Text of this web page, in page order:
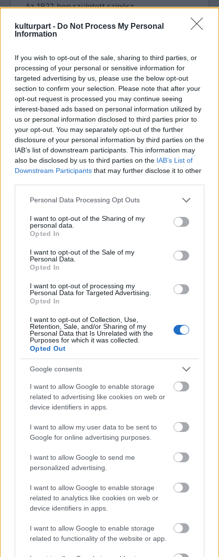
kulturpart - Do Not Process My Personal
Information
If you wish to opt-out of the sale, sharing to third parties, or
processing of your personal or sensitive information for
targeted advertising by us, please use the below opt-out
section to confirm your selection. Please note that after your
opt-out request is processed you may continue seeing
interest-based ads based on personal information utilized by
us or personal information disclosed to third parties prior to
your opt-out. You may separately opt-out of the further
disclosure of your personal information by third parties on the
IAB’s list of downstream participants. This information may
also be disclosed by us to third parties on the IAB’s List of
Downstream Participants that may further disclose it to other
Please note that this website/app uses one or more Google
not limited to your visit or usage behaviour. You may click to
grant or deny consent to Google and its third-party tags to
use your data for below specified purposes in below Google
consent section.
Personal Data Processing Opt Outs
I want to opt-out of the Sharing of my
personal data.
Opted In
I want to opt-out of the Sale of my
Personal Data.
Opted In
I want to opt-out of processing my
Personal Data for Targeted Advertising.
Opted In
I want to opt-out of Collection, Use,
Retention, Sale, and/or Sharing of my
Personal Data that Is Unrelated with the
Purposes for which it was collected.
Opted Out
Google consents
I want to allow Google to enable storage
related to advertising like cookies on web or
device identifiers in apps.
I want to allow my user data to be sent to
Google for online advertising purposes.
I want to allow Google to send me
personalized advertising.
I want to allow Google to enable storage
related to analytics like cookies on web or
device identifiers in apps.
I want to allow Google to enable storage
related to functionality of the website or app.
Az 1922-ben született színész
éves korában Londonban. A Drámai
Művészetek Akadémiáján tanult, majd
A világháborús években bajtársaival, a
későbbi filmcsillag Peter Sellersszel, illetve
Tony Hancock és Dick Emery színészekkel
együtt szórakoztatták az angol csapatokat,
amerre csak jártak. Számos szórakoztató
tévéműsorban, köztük a Benny Hill-showban
is feltűnt, mielőtt saját műsort kapott.
Két filmet is rendezett, és szenvedélyesen
fotózott. Főként barátairól és
színészkollégáiról készült felvételeit több
kiállításon is bemutatták.
Forrás:MTI
Film Nagy-Britannia
SZEMBE MERSZ NÉZNI AZZAL, AKIVÉ
VÁLHATTÁL VOLNA?
TERMÉSZETFELETTI ERŐK ÉS ELFELEDETT
TITKOK: ITT A SHELBY OAKS – A GONOSZ
NYOMÁBAN MAGYAR ELŐZETESE